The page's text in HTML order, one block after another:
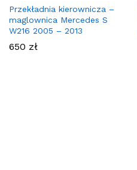
Przekładnia kierownicza –
maglownica Mercedes S
W216 2005 – 2013
650 zł